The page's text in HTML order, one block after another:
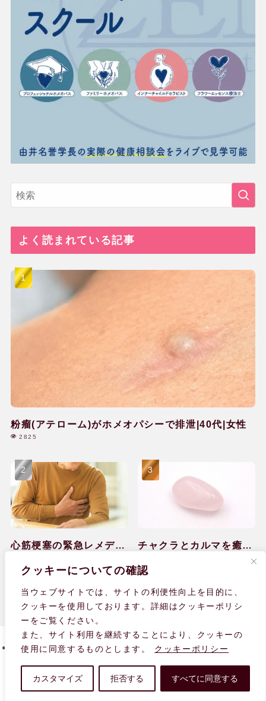
クッキーについての確認
当ウェブサイトでは、サイトの利便性向上を目的に、
クッキーを使用しております。詳細はクッキーポリシ
ーをご覧ください。
また、サイト利用を継続することにより、クッキーの
使用に同意するものとします。
クッキーポリシー
カスタマイズ 拒否する すべてに同意する
よく読まれている記事
粉瘤(アテローム)がホメオパシーで排泄|40代|女性
2825
心筋梗塞の緊急レメディ
代|男性
チャクラとカルマを癒し
た|40代|女性
個人情報の取り扱いについて
サイト内検索・サイトマップ
利用規約
関連リンク fromUK